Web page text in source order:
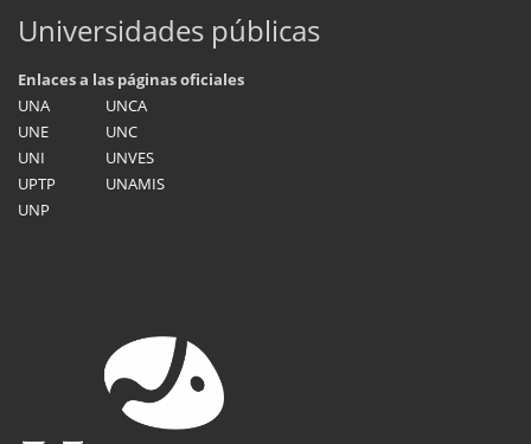
Universidades públicas
Enlaces a las páginas oficiales
UNA
UNCA
UNE
UNC
UNI
UNVES
UPTP
UNAMIS
UNP